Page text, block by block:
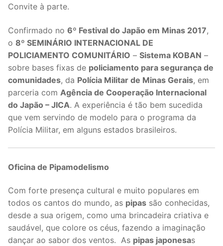
Convite à parte.
Confirmado no 6º Festival do Japão em Minas 2017,
o 8º SEMINÁRIO INTERNACIONAL DE
POLICIAMENTO COMUNITÁRIO – Sistema KOBAN –
sobre bases fixas de policiamento para segurança de
comunidades, da Polícia Militar de Minas Gerais, em
parceria com Agência de Cooperação Internacional
do Japão – JICA. A experiência é tão bem sucedida
que vem servindo de modelo para o programa da
Polícia Militar, em alguns estados brasileiros.
Oficina de Pipamodelismo
Com forte presença cultural e muito populares em
todos os cantos do mundo, as pipas são conhecidas,
desde a sua origem, como uma brincadeira criativa e
saudável, que colore os céus, fazendo a imaginação
dançar ao sabor dos ventos. As pipas japonesas